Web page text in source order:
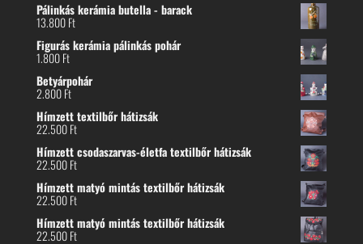
Pálinkás kerámia butella - barack
13.800Ft
Figurás kerámia pálinkás pohár
1.800Ft
Betyárpohár
2.800Ft
Hímzett textilbőr hátizsák
22.500Ft
Hímzett csodaszarvas-életfa textilbőr hátizsák
22.500Ft
Hímzett matyó mintás textilbőr hátizsák
22.500Ft
Hímzett matyó mintás textilbőr hátizsák
22.500Ft